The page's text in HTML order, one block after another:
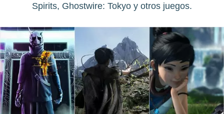
Spirits, Ghostwire: Tokyo y otros juegos.